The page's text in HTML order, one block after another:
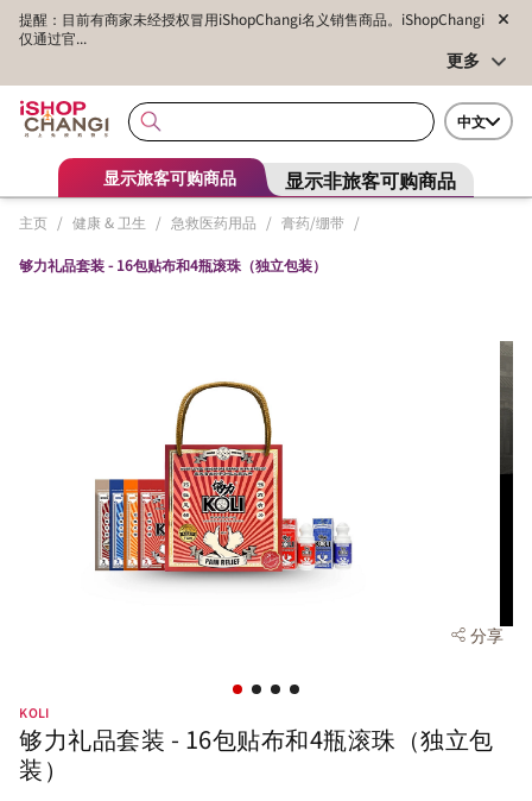
提醒：目前有商家未经授权冒用iShopChangi名义销售商品。iShopChangi
仅通过官...
更多
中文
显示旅客可购商品 显示非旅客可购商品
主页 / 健康 & 卫生 / 急救医药用品 / 膏药/绷带 /
够力礼品套装 - 16包贴布和4瓶滚珠（独立包装）
分享
KOLI
够力礼品套装 - 16包贴布和4瓶滚珠（独立包
装）